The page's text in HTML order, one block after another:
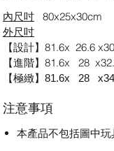
內尺吋 80x25x30cm
外尺吋
【設計】81.6x 26.6
【進階】81.6x 28
【極緻】81.6x 28 x34
注意事項
本產品不包括圖中玩